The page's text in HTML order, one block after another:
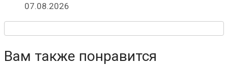
07.08.2026
Вам также понравится